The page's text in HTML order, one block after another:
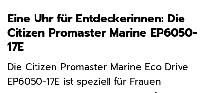
Eine Uhr für Entdeckerinnen: Die
Citizen Promaster Marine EP6050-
17E
Die Citizen Promaster Marine Eco Drive
EP6050-17E ist speziell für Frauen